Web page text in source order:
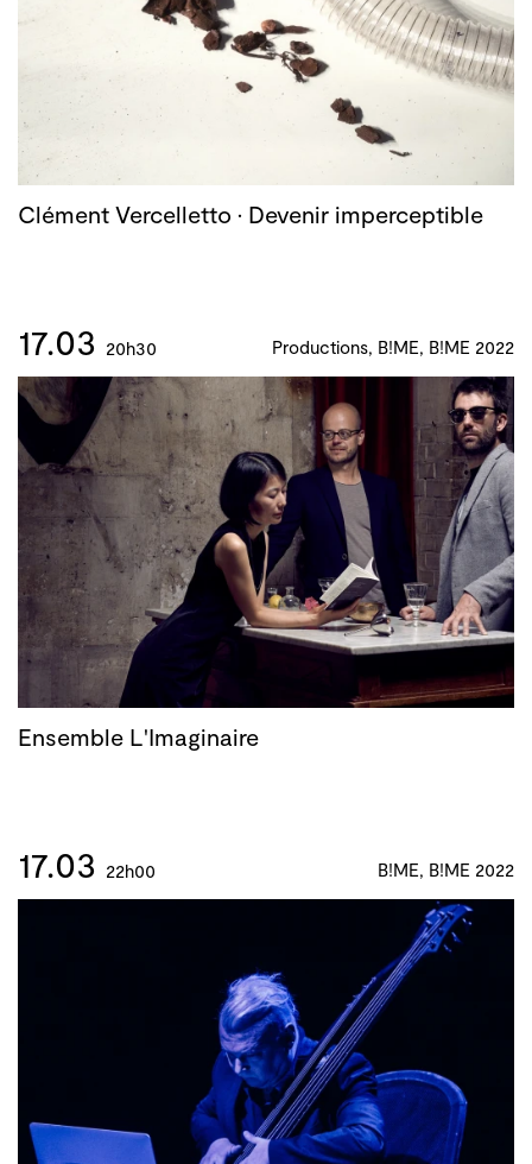
Clément Vercelletto · Devenir imperceptible
17.03 20h30 Productions, B!ME, B!ME 2022
Ensemble L'Imaginaire
17.03 22h00 B!ME, B!ME 2022